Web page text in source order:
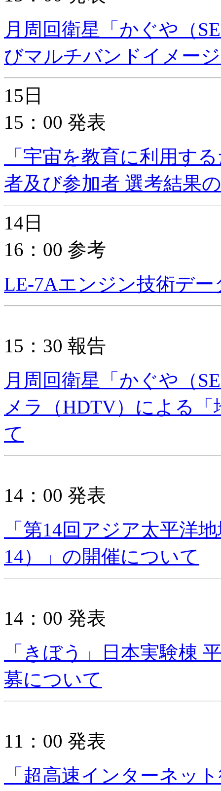
月周回衛星「かぐや（
びマルチバンドイメー
15日
15：00 発表
「宇宙を教育に利用す
者及び参加者 選考結果
14日
16：00 参考
LE-7Aエンジン技術デ
15：30 報告
月周回衛星「かぐや（
メラ（HDTV）による
て
14：00 発表
「第14回アジア太平洋
14）」の開催について
14：00 発表
「きぼう」日本実験棟
募について
11：00 発表
「超高速インターネッ